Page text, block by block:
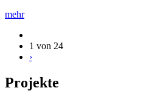
mehr
1 von 24
›
Projekte